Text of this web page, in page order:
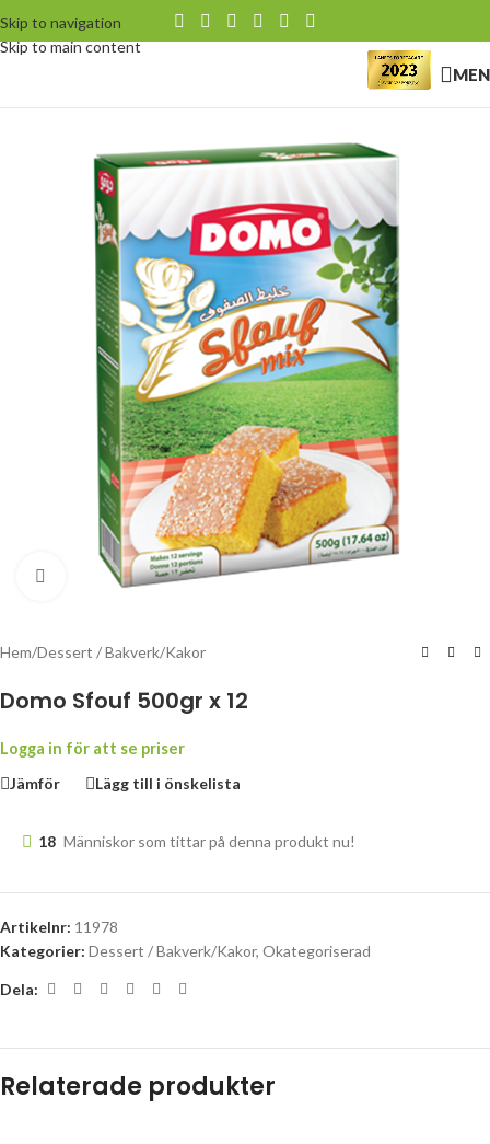
Skip to navigation
Skip to main content
Klicka för att förstora
Hem/Dessert / Bakverk/Kakor
Domo Sfouf 500gr x 12
Logga in för att se priser
Jämför
Lägg till i önskelista
18 Människor som tittar på denna produkt nu!
Artikelnr: 11978
Kategorier: Dessert / Bakverk/Kakor, Okategoriserad
Dela:
Relaterade produkter